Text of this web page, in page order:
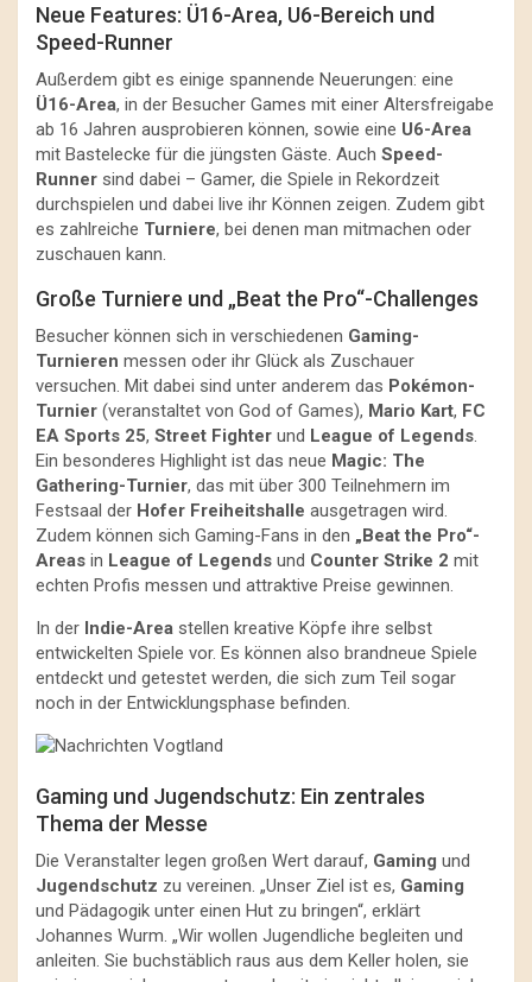
Neue Features: Ü16-Area, U6-Bereich und
Speed-Runner
Außerdem gibt es einige spannende Neuerungen: eine
Ü16-Area, in der Besucher Games mit einer Altersfreigabe
ab 16 Jahren ausprobieren können, sowie eine U6-Area
mit Bastelecke für die jüngsten Gäste. Auch Speed-
Runner sind dabei – Gamer, die Spiele in Rekordzeit
durchspielen und dabei live ihr Können zeigen. Zudem gibt
es zahlreiche Turniere, bei denen man mitmachen oder
zuschauen kann.
Große Turniere und „Beat the Pro“-Challenges
Besucher können sich in verschiedenen Gaming-
Turnieren messen oder ihr Glück als Zuschauer
versuchen. Mit dabei sind unter anderem das Pokémon-
Turnier (veranstaltet von God of Games), Mario Kart, FC
EA Sports 25, Street Fighter und League of Legends.
Ein besonderes Highlight ist das neue Magic: The
Gathering-Turnier, das mit über 300 Teilnehmern im
Festsaal der Hofer Freiheitshalle ausgetragen wird.
Zudem können sich Gaming-Fans in den „Beat the Pro“-
Areas in League of Legends und Counter Strike 2 mit
echten Profis messen und attraktive Preise gewinnen.
In der Indie-Area stellen kreative Köpfe ihre selbst
entwickelten Spiele vor. Es können also brandneue Spiele
entdeckt und getestet werden, die sich zum Teil sogar
noch in der Entwicklungsphase befinden.
Gaming und Jugendschutz: Ein zentrales
Thema der Messe
Die Veranstalter legen großen Wert darauf, Gaming und
Jugendschutz zu vereinen. „Unser Ziel ist es, Gaming
und Pädagogik unter einen Hut zu bringen“, erklärt
Johannes Wurm. „Wir wollen Jugendliche begleiten und
anleiten. Sie buchstäblich raus aus dem Keller holen, sie